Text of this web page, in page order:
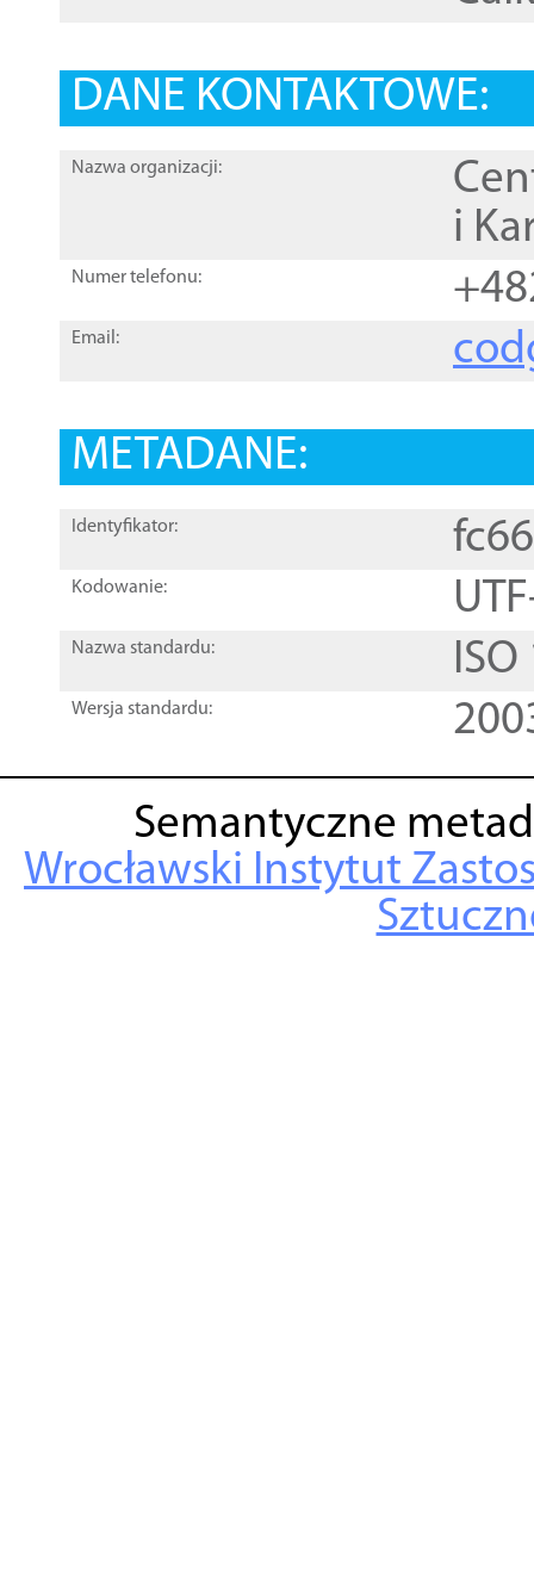
DANE KONTAKTOWE:
Nazwa organizacji:
i
Numer telefonu:
Email:
METADANE:
Identyfikator:
Kodowanie:
Nazwa standardu:
Wersja standardu:
Semantyczne
Wrocławski Instytut